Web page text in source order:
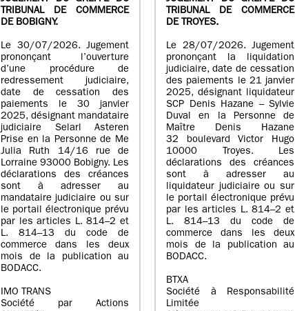
TRIBUNAL DE COMMERCE
DE BOBIGNY.
Le 30/07/2026. Jugement
prononçant l’ouverture
d’une procédure de
redressement judiciaire,
date de cessation des
paiements le 30 janvier
2025, désignant mandataire
judiciaire Selarl Asteren
Prise en la Personne de Me
Julia Ruth 14/16 rue de
Lorraine 93000 Bobigny. Les
déclarations des créances
sont à adresser au
mandataire judiciaire ou sur
le portail électronique prévu
par les articles L. 814–2 et
L. 814–13 du code de
commerce dans les deux
mois de la publication au
BODACC.
IMO TRANS
Société par Actions
TRIBUNAL DE COMMERCE
DE TROYES.
Le 28/07/2026. Jugement
prononçant la liquidation
judiciaire, date de cessation
des paiements le 21 janvier
2025, désignant liquidateur
SCP Denis Hazane – Sylvie
Duval en la Personne de
Maître Denis Hazane
32 boulevard Victor Hugo
10000 Troyes. Les
déclarations des créances
sont à adresser au
liquidateur judiciaire ou sur
le portail électronique prévu
par les articles L. 814–2 et
L. 814–13 du code de
commerce dans les deux
mois de la publication au
BODACC.
BTXA
Société à Responsabilité
Limitée